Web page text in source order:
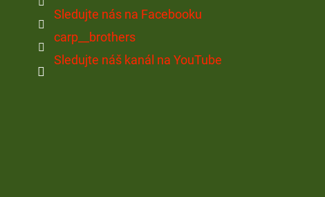
Sledujte nás na Facebooku
carp__brothers
Sledujte náš kanál na YouTube